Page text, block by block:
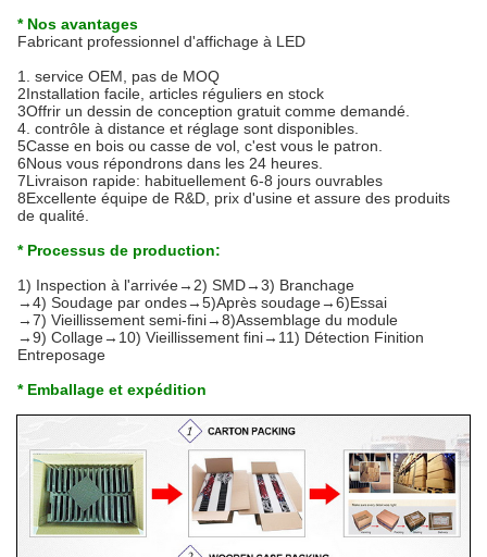
* Nos avantages
Fabricant professionnel d'affichage à LED
1. service OEM, pas de MOQ
2Installation facile, articles réguliers en stock
3Offrir un dessin de conception gratuit comme demandé.
4. contrôle à distance et réglage sont disponibles.
5Casse en bois ou casse de vol, c'est vous le patron.
6Nous vous répondrons dans les 24 heures.
7Livraison rapide: habituellement 6-8 jours ouvrables
8Excellente équipe de R&D, prix d'usine et assure des produits
de qualité.
* Processus de production:
1) Inspection à l'arrivée→2) SMD→3) Branchage
→4) Soudage par ondes→5)Après soudage→6)Essai
→7) Vieillissement semi-fini→8)Assemblage du module
→9) Collage→10) Vieillissement fini→11) Détection Finition
Entreposage
* Emballage et expédition